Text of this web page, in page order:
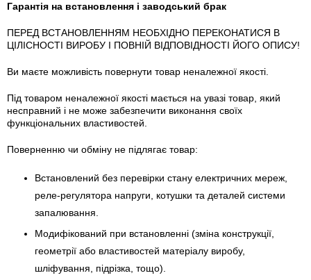
Гарантія на встановлення і заводський брак
ПЕРЕД ВСТАНОВЛЕННЯМ НЕОБХІДНО ПЕРЕКОНАТИСЯ В
ЦІЛІСНОСТІ ВИРОБУ І ПОВНІЙ ВІДПОВІДНОСТІ ЙОГО ОПИСУ!
Ви маєте можливість повернути товар неналежної якості.
Під товаром неналежної якості мається на увазі товар, який
несправний і не може забезпечити виконання своїх
функціональних властивостей.
Поверненню чи обміну не підлягає товар:
Встановлений без перевірки стану електричних мереж,
реле-регулято­ра напруги, котушки та деталей системи
запалювання.
Модифікований при встановленні (зміна конструкції,
геометрії або властивостей матеріалу виробу,
шліфування, підрізка, тощо).